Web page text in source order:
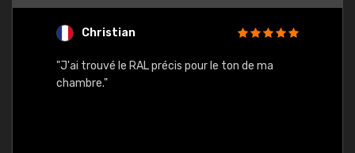
Christian
"J'ai trouvé le RAL précis pour le ton de ma
chambre."